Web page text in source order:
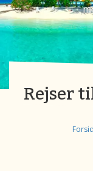
Rejser